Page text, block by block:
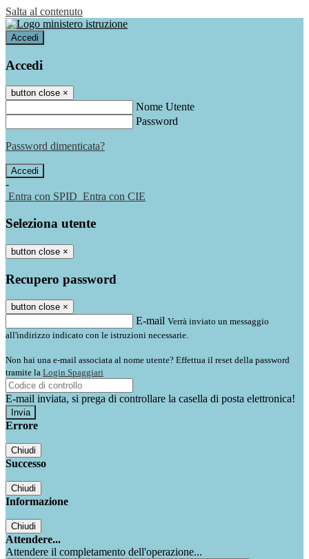
Salta al contenuto
Accedi
Accedi
button close ×
Nome Utente
Password
Password dimenticata?
-
Entra con SPID Entra con CIE
Seleziona utente
button close ×
Recupero password
button close ×
E-mail Verrà inviato un messaggio
all'indirizzo indicato con le istruzioni necessarie.
Non hai una e-mail associata al nome utente? Effettua il reset della password
tramite la Login Spaggiari
E-mail inviata, si prega di controllare la casella di posta elettronica!
Errore
Chiudi
Successo
Chiudi
Informazione
Chiudi
Attendere...
Attendere il completamento dell'operazione...